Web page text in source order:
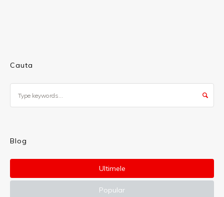
Cauta
Blog
Ultimele
Popular